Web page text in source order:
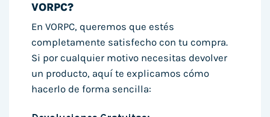
VORPC?
En VORPC, queremos que estés
completamente satisfecho con tu compra.
Si por cualquier motivo necesitas devolver
un producto, aquí te explicamos cómo
hacerlo de forma sencilla: